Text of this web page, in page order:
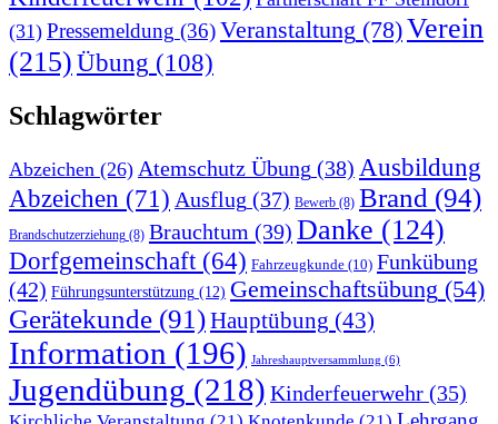
(31) Pressemeldung (36)Veranstaltung (78)Verein
(215)Übung (108)
Schlagwörter
Abzeichen (26) Atemschutz Übung (38) Ausbildung
Abzeichen (71) Ausflug (37) Bewerb (8) Brand (94)
Brandschutzerziehung (8) Brauchtum (39) Danke (124)
Dorfgemeinschaft(64) Fahrzeugkunde (10) Funkübung
(42) Führungsunterstützung (12) Gemeinschaftsübung (54)
Gerätekunde (91)Hauptübung (43)
Information (196) Jahreshauptversammlung (6)
Jugendübung (218) Kinderfeuerwehr (35)